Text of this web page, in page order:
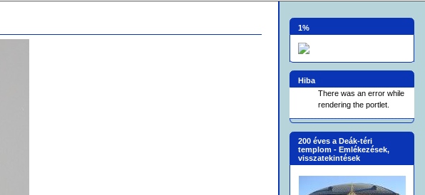
1%
Hiba
There was an error while
rendering the portlet.
200 éves a Deák-téri
templom - Emlékezések,
visszatekintések